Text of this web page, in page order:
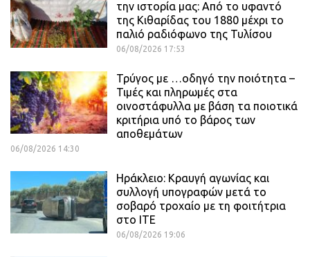
την ιστορία μας: Από το υφαντό
της Κιθαρίδας του 1880 μέχρι το
παλιό ραδιόφωνο της Τυλίσου
06/08/2026 17:53
Τρύγος με …οδηγό την ποιότητα –
Τιμές και πληρωμές στα
οινοστάφυλλα με βάση τα ποιοτικά
κριτήρια υπό το βάρος των
αποθεμάτων
06/08/2026 14:30
Ηράκλειο: Κραυγή αγωνίας και
συλλογή υπογραφών μετά το
σοβαρό τροχαίο με τη φοιτήτρια
στο ΙΤΕ
06/08/2026 19:06